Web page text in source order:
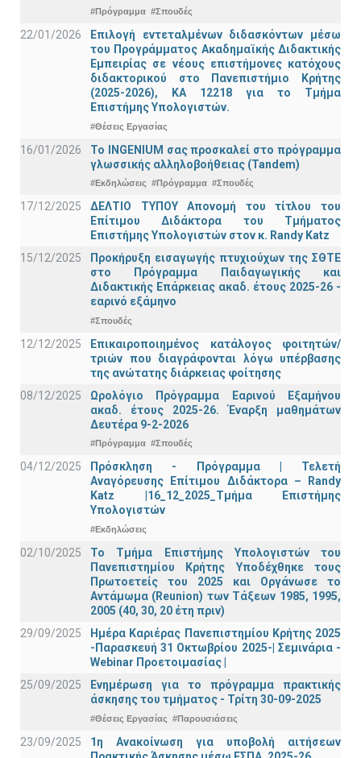
#Πρόγραμμα #Σπουδές
22/01/2026
Επιλογή εντεταλμένων διδασκόντων μέσω
του Προγράμματος Ακαδημαϊκής Διδακτικής
Εμπειρίας σε νέους επιστήμονες κατόχους
διδακτορικού στο Πανεπιστήμιο Κρήτης
(2025-2026), ΚΑ 12218 για το Τμήμα
Επιστήμης Υπολογιστών.
#Θέσεις Εργασίας
16/01/2026
Το INGENIUM σας προσκαλεί στο πρόγραμμα
γλωσσικής αλληλοβοήθειας (Tandem)
#Εκδηλώσεις #Πρόγραμμα #Σπουδές
17/12/2025
ΔΕΛΤΙΟ ΤΥΠΟΥ Απονομή του τίτλου του
Επίτιμου Διδάκτορα του Τμήματος
Επιστήμης Υπολογιστών στον κ. Randy Katz
15/12/2025
Προκήρυξη εισαγωγής πτυχιούχων της ΣΘΤΕ
στο Πρόγραμμα Παιδαγωγικής και
Διδακτικής Επάρκειας ακαδ. έτους 2025-26 -
εαρινό εξάμηνο
#Σπουδές
12/12/2025
Επικαιροποιημένος κατάλογος φοιτητών/
τριών που διαγράφονται λόγω υπέρβασης
της ανώτατης διάρκειας φοίτησης
08/12/2025
Ωρολόγιο Πρόγραμμα Εαρινού Εξαμήνου
ακαδ. έτους 2025-26. Έναρξη μαθημάτων
Δευτέρα 9-2-2026
#Πρόγραμμα #Σπουδές
04/12/2025
Πρόσκληση - Πρόγραμμα | Τελετή
Αναγόρευσης Επίτιμου Διδάκτορα – Randy
Katz |16_12_2025_Τμήμα Επιστήμης
Υπολογιστών
#Εκδηλώσεις
02/10/2025
Το Τμήμα Επιστήμης Υπολογιστών του
Πανεπιστημίου Κρήτης Υποδέχθηκε τους
Πρωτοετείς του 2025 και Οργάνωσε το
Αντάμωμα (Reunion) των Τάξεων 1985, 1995,
2005 (40, 30, 20 έτη πριν)
29/09/2025
Ημέρα Καριέρας Πανεπιστημίου Κρήτης 2025
-Παρασκευή 31 Οκτωβρίου 2025-| Σεμινάρια -
Webinar Προετοιμασίας |
25/09/2025
Ενημέρωση για το πρόγραμμα πρακτικής
άσκησης του τμήματος - Τρίτη 30-09-2025
#Θέσεις Εργασίας #Παρουσιάσεις
23/09/2025
1η Ανακοίνωση για υποβολή αιτήσεων